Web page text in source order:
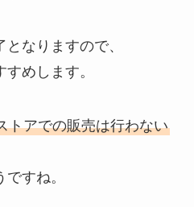
なりますので、
めします。
トアでの販売は行わない
すね。